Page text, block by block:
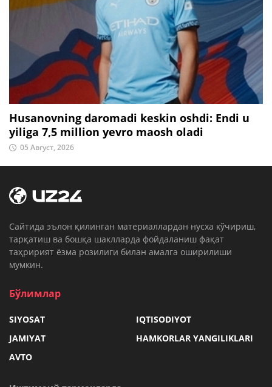
Husanovning daromadi keskin oshdi: Endi u
yiliga 7,5 million yevro maosh oladi
05 Август, 2026
Cайтида эълон қилинган материаллардан нусха кўчириш,
тарқатиш ва бошқа шаклларда фойдаланиш фақат
таҳририят ёзма розилиги билан амалга оширилиши
мумкин.
Бўлимлар
SIYOSAT
IQTISODIYOT
JAMIYAT
HAMKORLAR YANGILIKLARI
AVTO